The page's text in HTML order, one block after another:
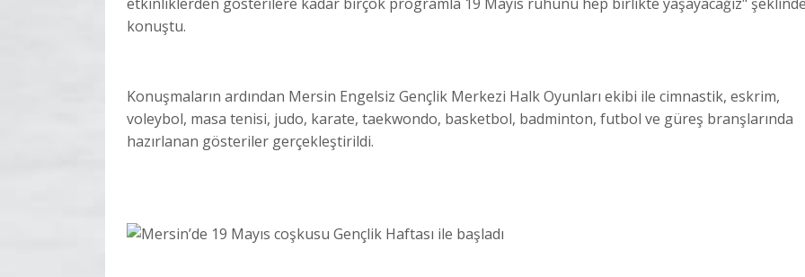
konuştu.
Konuşmaların ardından Mersin Engelsiz Gençlik Merkezi Halk Oyunları ekibi ile cimnastik, eskrim,
voleybol, masa tenisi, judo, karate, taekwondo, basketbol, badminton, futbol ve güreş branşlarında
hazırlanan gösteriler gerçekleştirildi.